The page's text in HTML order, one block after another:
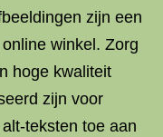
zijn een
winkel. Zorg
hoge kwaliteit
zijn voor
teksten toe aan